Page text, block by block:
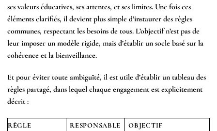
ses valeurs éducatives, ses attentes, et ses limites. Une fois ces
éléments clarifiés, il devient plus simple d’instaurer des règles
communes, respectant les besoins de tous. L’objectif n’est pas de
leur imposer un modèle rigide, mais d’établir un socle basé sur la
cohérence et la bienveillance.
Et pour éviter toute ambiguïté, il est utile d’établir un tableau des
règles partagé, dans lequel chaque engagement est explicitement
décrit :
RÈGLE RESPONSABLE
OBJECTIF